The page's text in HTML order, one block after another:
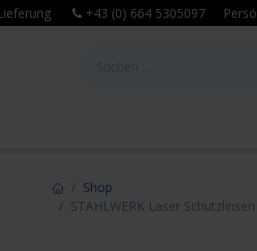
+43 (0) 664 5305097
Shop
STAHLWERK Laser